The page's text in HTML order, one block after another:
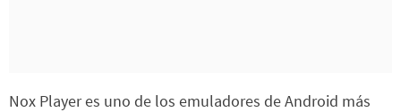
Nox Player es uno de los emuladores de Android más